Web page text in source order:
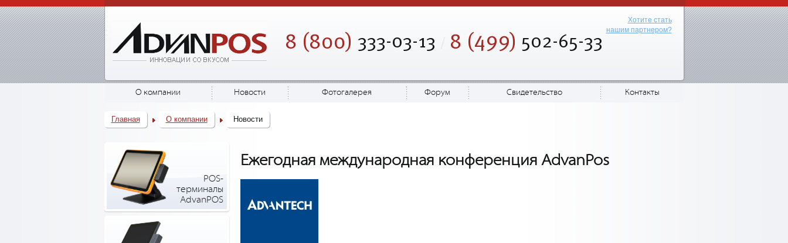
Хотите стать
нашим партнером?
8 (800) 333-03-13 8 (499) 502-65-33
О компании Новости Фотогалерея Форум Свидетельство Контакты
Главная О компании Новости
POS-
терминалы
AdvanPOS
Ежегодная международная конференция AdvanPos